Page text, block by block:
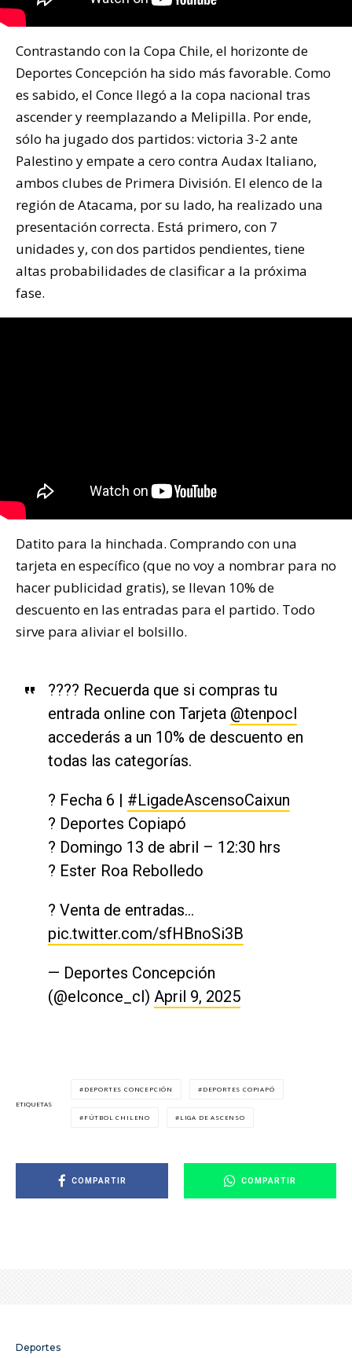
Contrastando con la Copa Chile, el horizonte de
Deportes Concepción ha sido más favorable. Como
es sabido, el Conce llegó a la copa nacional tras
ascender y reemplazando a Melipilla. Por ende,
sólo ha jugado dos partidos: victoria 3-2 ante
Palestino y empate a cero contra Audax Italiano,
ambos clubes de Primera División. El elenco de la
región de Atacama, por su lado, ha realizado una
presentación correcta. Está primero, con 7
unidades y, con dos partidos pendientes, tiene
altas probabilidades de clasificar a la próxima
fase.
Datito para la hinchada. Comprando con una
tarjeta en específico (que no voy a nombrar para no
hacer publicidad gratis), se llevan 10% de
descuento en las entradas para el partido. Todo
sirve para aliviar el bolsillo.
??‍?? Recuerda que si compras tu
entrada online con Tarjeta @tenpocl
accederás a un 10% de descuento en
todas las categorías.
? Fecha 6 | #LigadeAscensoCaixun
? Deportes Copiapó
? Domingo 13 de abril – 12:30 hrs
?️ Ester Roa Rebolledo
? Venta de entradas…
pic.twitter.com/sfHBnoSi3B
— Deportes Concepción
(@elconce_cl) April 9, 2025
ETIQUETAS
DEPORTES CONCEPCIÓN DEPORTES COPIAPÓ
FÚTBOL CHILENO LIGA DE ASCENSO
COMPARTIR COMPARTIR
Deportes